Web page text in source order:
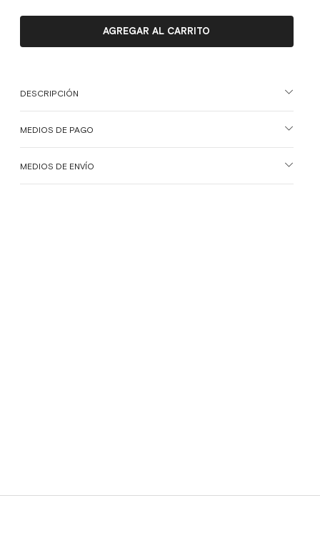
DESCRIPCIÓN
MEDIOS DE PAGO
MEDIOS DE ENVÍO